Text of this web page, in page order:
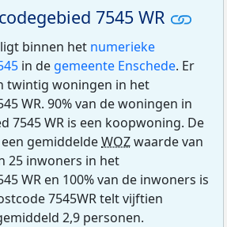
7545 WR
binnen het numerieke
in de gemeente Enschede. Er
twintig woningen in het
WR. 90% van de woningen in
7545 WR is een koopwoning. De
gemiddeldeWOZwaarde van
25 inwoners in het
WR en 100% van de inwoners is
7545WR telt vijftien
2,9 personen.